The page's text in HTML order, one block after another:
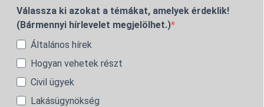
Válassza ki azokat a témákat, amelyek érdeklik!
(Bármennyi hírlevelet megjelölhet.)
Általános hírek
Hogyan vehetek részt
Civil ügyek
Lakásügynökség